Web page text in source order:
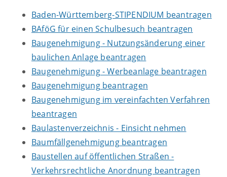
Baden-Württemberg-STIPENDIUM beantragen
BAföG für einen Schulbesuch beantragen
Baugenehmigung - Nutzungsänderung einer
baulichen Anlage beantragen
Baugenehmigung - Werbeanlage beantragen
Baugenehmigung beantragen
Baugenehmigung im vereinfachten Verfahren
beantragen
Baulastenverzeichnis - Einsicht nehmen
Baumfällgenehmigung beantragen
Baustellen auf öffentlichen Straßen -
Verkehrsrechtliche Anordnung beantragen